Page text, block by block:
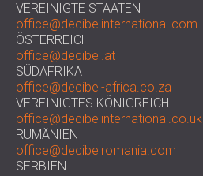
VEREINIGTE STAATEN
office@decibelinternational.com
ÖSTERREICH
office@decibel.at
SÜDAFRIKA
office@decibel-africa.co.za
VEREINIGTES KÖNIGREICH
office@decibelinternational.co.uk
RUMÄNIEN
office@decibelromania.com
SERBIEN